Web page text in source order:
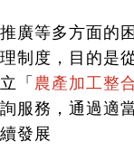
廣等多方面的
制度，目的是
「 農產加工整
服務，通過適
發展